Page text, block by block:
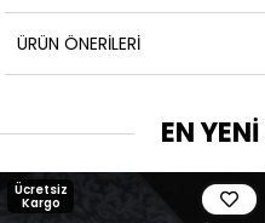
ÜRÜN ÖNERILERI
EN
Ücretsiz
Kargo